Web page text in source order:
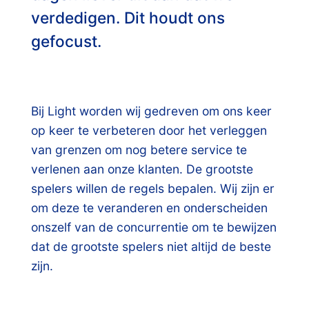
verdedigen. Dit houdt ons
gefocust.
Bij Light worden wij gedreven om ons keer
op keer te verbeteren door het verleggen
van grenzen om nog betere service te
verlenen aan onze klanten. De grootste
spelers willen de regels bepalen. Wij zijn er
om deze te veranderen en onderscheiden
onszelf van de concurrentie om te bewijzen
dat de grootste spelers niet altijd de beste
zijn.